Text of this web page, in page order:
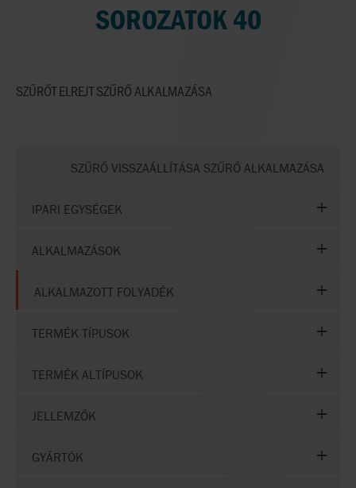
SOROZATOK 40
SZŰRŐT ELREJTSZŰRŐ ALKALMAZÁSA
SZŰRŐ VISSZAÁLLÍTÁSA SZŰRŐ ALKALMAZÁSA
IPARI EGYSÉGEK
ALKALMAZÁSOK
ALKALMAZOTT FOLYADÉK
TERMÉK TÍPUSOK
TERMÉK ALTÍPUSOK
JELLEMZŐK
GYÁRTÓK